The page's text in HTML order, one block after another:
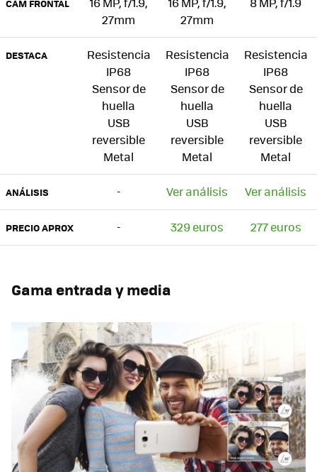
CÁM FRONTAL
27mm
27mm
DESTACA
Resistencia
IP68
Sensor de
huella
USB
reversible
Metal
Resistencia
IP68
Sensor de
huella
USB
reversible
Metal
Resistencia
IP68
Sensor de
huella
USB
reversible
Metal
ANÁLISIS - Ver análisis Ver análisis
PRECIO APROX - 329 euros 277 euros
Gama entrada y media